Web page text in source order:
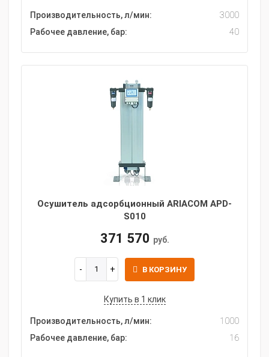
Производительность, л/мин:
3000
Рабочее давление, бар:
40
Осушитель адсорбционный ARIACOM APD-
S010
371 570 руб.
В КОРЗИНУ
Купить в 1 клик
Производительность, л/мин:
1000
Рабочее давление, бар:
16